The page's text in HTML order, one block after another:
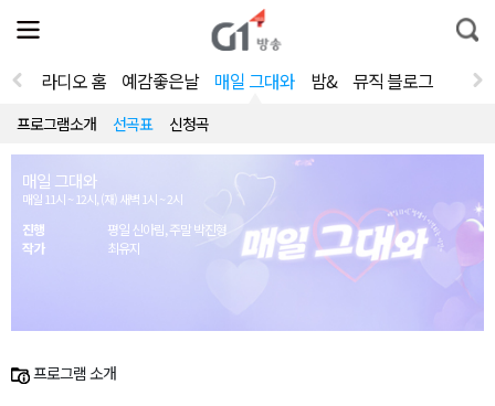
전
체
뉴
열
통
합
라디오 홈 예감좋은날 매일 그대와 밤& 뮤직 블로그
프로그램소개 선곡표 신청곡
매일 그대와
매일 11시 ~ 12시, (재) 새벽 1시 ~ 2시
진행
평일 신아림, 주말 박진형
작가
최유지
프로그램 소개